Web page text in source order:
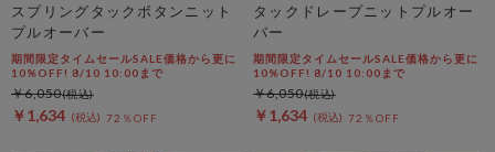
スプリングタックボタンニット
プルオーバー
期間限定タイムセールSALE価格から更に
10%OFF! 8/10 10:00まで
￥1,634 72％OFF
￥6,050
タックドレープニットプルオー
バー
期間限定タイムセールSALE価格から更に
10%OFF! 8/10 10:00まで
￥1,634 72％OFF
￥6,050